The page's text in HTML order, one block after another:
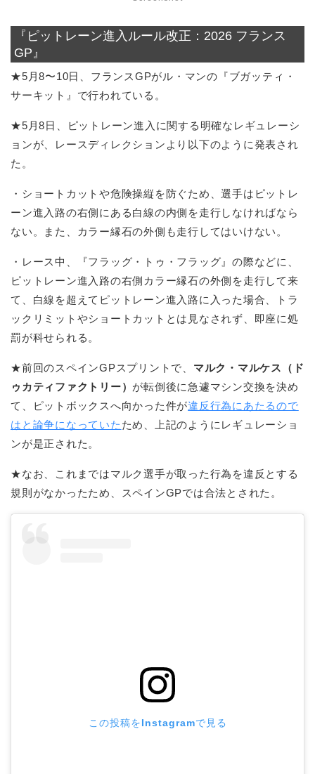
『ピットレーン進入ルール改正：2026 フランス
GP』
★5月8〜10日、フランスGPがル・マンの『ブガッティ・
サーキット』で行われている。
★5月8日、ピットレーン進入に関する明確なレギュレーシ
ョンが、レースディレクションより以下のように発表され
た。
・ショートカットや危険操縦を防ぐため、選手はピットレ
ーン進入路の右側にある白線の内側を走行しなければなら
ない。また、カラー縁石の外側も走行してはいけない。
・レース中、『フラッグ・トゥ・フラッグ』の際などに、
ピットレーン進入路の右側カラー縁石の外側を走行して来
て、白線を超えてピットレーン進入路に入った場合、トラ
ックリミットやショートカットとは見なされず、即座に処
罰が科せられる。
★前回のスペインGPスプリントで、 マルク・マルケス（ド
ゥカティファクトリー） が転倒後に急遽マシン交換を決め
て、ピットボックスへ向かった件が違反行為にあたるので
はと論争になっていた ため、上記のようにレギュレーショ
ンが是正された。
★なお、これまではマルク選手が取った行為を違反とする
規則がなかったため、スペインGPでは合法とされた。
この投稿をInstagramで見る